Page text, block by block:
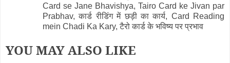
Card se Jane Bhavishya, Tairo Card ke Jivan par
Prabhav, कार्ड रीडिंग में छड़ी का कार्य, Card Reading
mein Chadi Ka Kary, टैरो कार्ड के भविष्य पर प्रभाव
YOU MAY ALSO LIKE